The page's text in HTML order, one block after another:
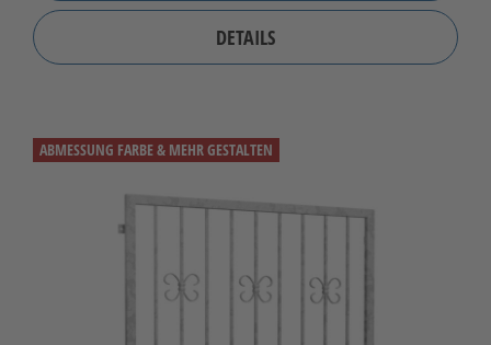
DETAILS
ABMESSUNG FARBE & MEHR GESTALTEN